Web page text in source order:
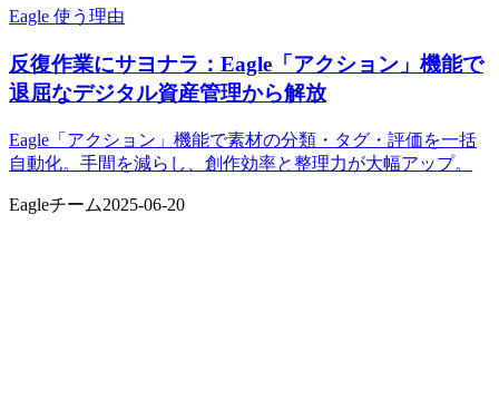
Eagle 使う理由
反復作業にサヨナラ：Eagle「アクション」機能で
退屈なデジタル資産管理から解放
Eagle「アクション」機能で素材の分類・タグ・評価を一括
自動化。手間を減らし、創作効率と整理力が大幅アップ。
Eagleチーム2025-06-20